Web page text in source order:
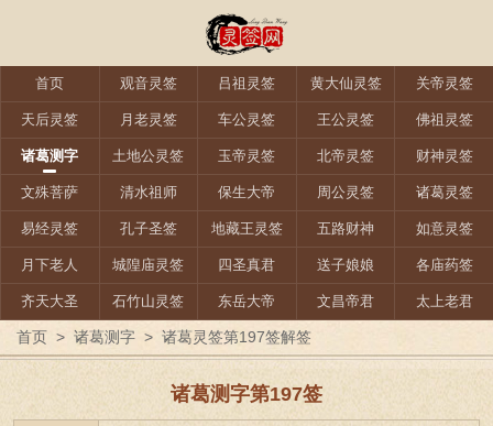
首页 观音灵签 吕祖灵签 黄大仙灵签 关帝灵签
天后灵签 月老灵签 车公灵签 王公灵签 佛祖灵签
诸葛测字 土地公灵签 玉帝灵签 北帝灵签 财神灵签
文殊菩萨 清水祖师 保生大帝 周公灵签 诸葛灵签
易经灵签 孔子圣签 地藏王灵签 五路财神 如意灵签
月下老人 城隍庙灵签 四圣真君 送子娘娘 各庙药签
齐天大圣 石竹山灵签 东岳大帝 文昌帝君 太上老君
首页 > 诸葛测字 > 诸葛灵签第197签解签
诸葛测字第197签